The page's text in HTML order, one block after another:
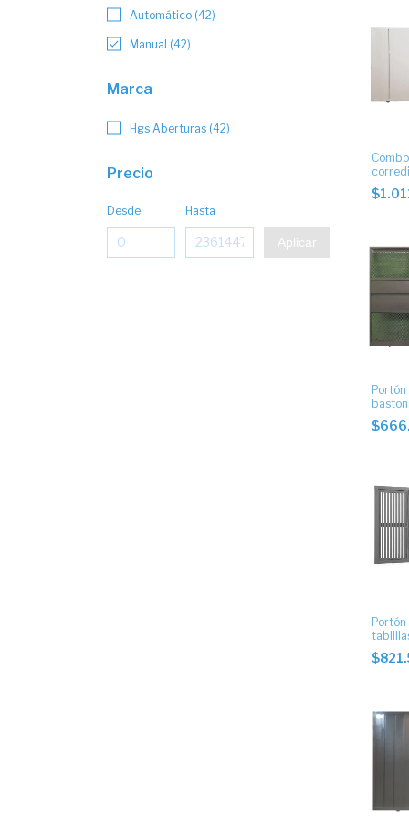
Automático (42)
Manual (42)
Marca
Hgs Aberturas (42)
Precio
Desde Hasta
Aplicar
buñas
inferior
con